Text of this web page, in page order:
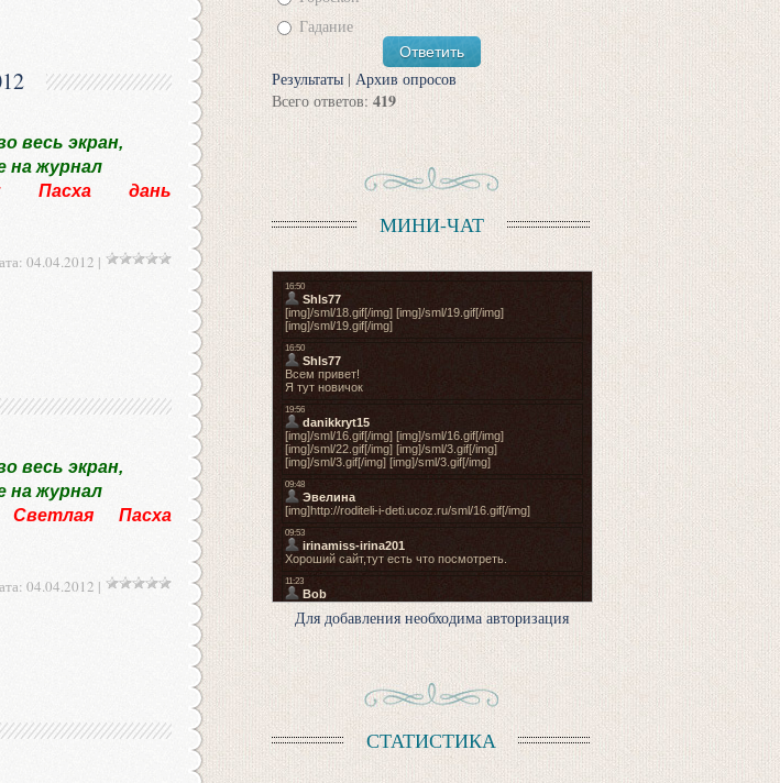
весь экран,
на журнал
Пасха дань
04.04.2012 |
весь экран,
на журнал
Пасха
04.04.2012 |
Гадание
Результаты | Архив опросов
Всего ответов: 419
МИНИ-ЧАТ
Для добавления необходима авторизация
СТАТИСТИКА